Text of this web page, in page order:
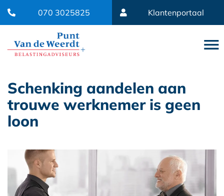
070 3025825 Klantenportaal
Schenking aandelen aan
trouwe werknemer is geen
loon